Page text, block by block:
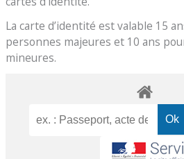
La carte d’identité est valable 15
personnes majeures et 10 ans
mineures.